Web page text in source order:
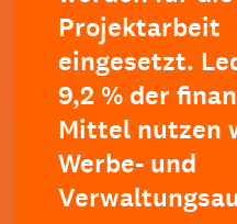
Projektarbeit
eingesetzt.
9,2 % der
Mittel nutzen
Werbe- und